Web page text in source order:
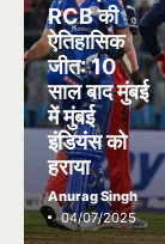
RCB की
ऐतिहासिक
जीत: 10
साल बाद मुंबई
में मुंबई
इंडियंस को
हराया
Anurag Singh
04/07/2025